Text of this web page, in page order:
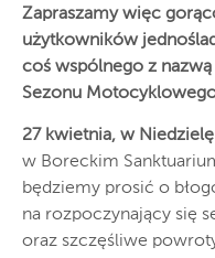
Zapraszamy więc
użytkowników
coś wspólnego z
Sezonu
27 kwietnia, w
w Boreckim
będziemy prosić o
na rozpoczynający się
oraz szczęśliwe